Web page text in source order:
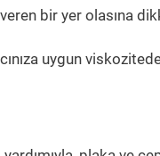
bir yer olasına
uygun